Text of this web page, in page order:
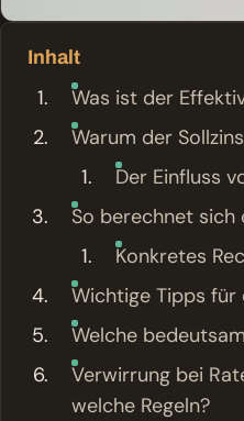
Inhalt
Was ist der
Warum der
Der Einfluss
So berechnet sich
Konkretes
Wichtige Tipps
Welche
Verwirrung bei
welche Regeln?